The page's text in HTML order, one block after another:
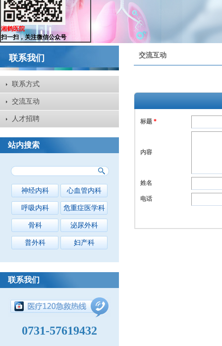
联系我们
联系方式
交流互动
人才招聘
站内搜索
神经内科 心血管内科
呼吸内科 危重症医学科
骨科 泌尿外科
普外科 妇产科
联系我们
0731-57619432
交流互动
标题 *
内容
姓名
电话
湘鹤医院
扫一扫，关注微信公众号